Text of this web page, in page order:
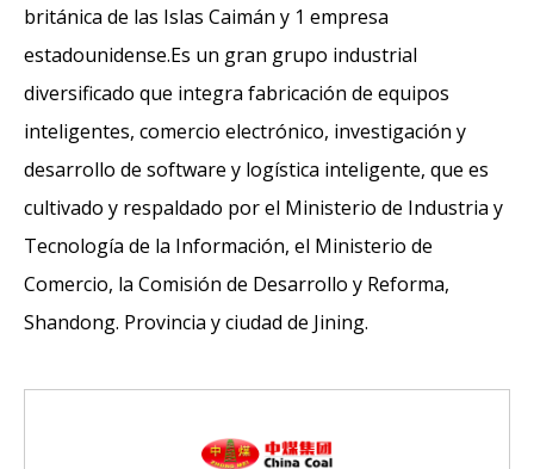
británica de las Islas Caimán y 1 empresa
estadounidense.Es un gran grupo industrial
diversificado que integra fabricación de equipos
inteligentes, comercio electrónico, investigación y
desarrollo de software y logística inteligente, que es
cultivado y respaldado por el Ministerio de Industria y
Tecnología de la Información, el Ministerio de
Comercio, la Comisión de Desarrollo y Reforma,
Shandong. Provincia y ciudad de Jining.